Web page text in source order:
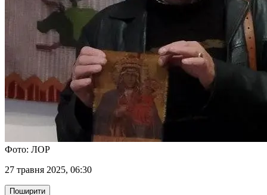
Фото: ЛОР
27 травня 2025, 06:30
Поширити